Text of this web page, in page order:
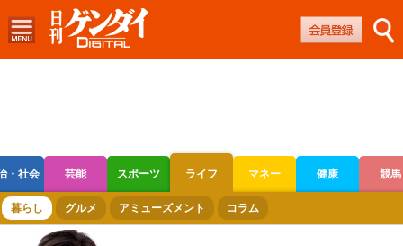
・社会 芸能 スポーツ ライフ マネー 健康 競馬
ボートレース 競輪 オートレース
暮らし グルメ アミューズメント コラム